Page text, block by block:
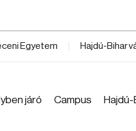
Egyetem Hajdú-Bihar
járó Campus Hajdú-